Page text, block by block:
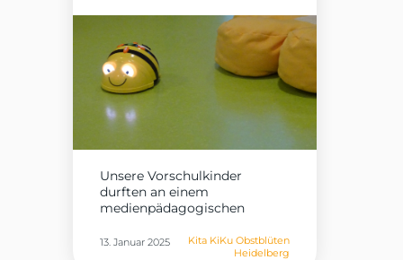
Unsere Vorschulkinder
durften an einem
medienpädagogischen
13. Januar 2025
Kita KiKu Obstblüten
Heidelberg